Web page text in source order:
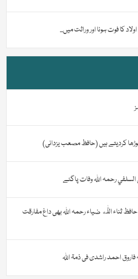
کا فوت ہونا اور وراثت میں...
کردیتے ہیں (حافظ مصعب یزدانی)
رحمہ اللہ وفات پاگئے
ثناء اللّٰه ضیاء رحمہ اللہ بھی داغ مفارقت
احمد راشدی فی ذمۃ اللہ